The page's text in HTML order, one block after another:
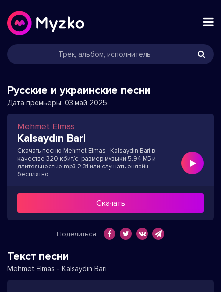
Русские и украинские песни
Дата премьеры: 03 май 2025
Mehmet Elmas
Kalsaydın Bari
Скачать песню Mehmet Elmas - Kalsaydın Bari в
качестве 320 кбит/с, размер музыки 5.94 МБ и
длительностью mp3 2:31 или слушать онлайн
бесплатно
Скачать
Поделиться
Текст песни
Mehmet Elmas - Kalsaydın Bari